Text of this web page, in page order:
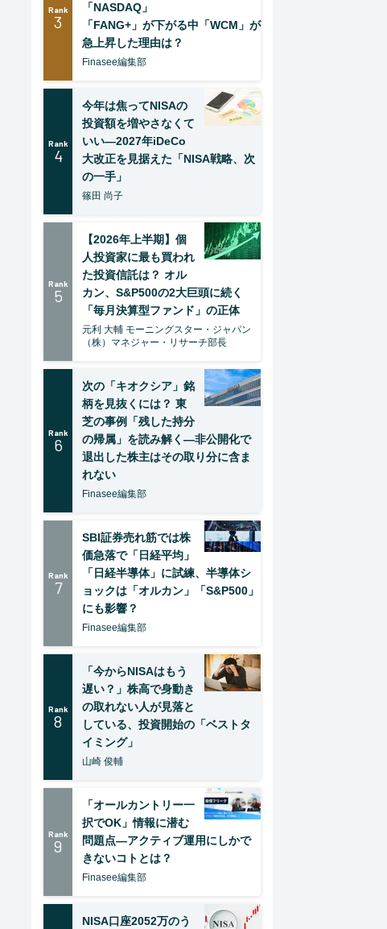
Rank
3
「NASDAQ」
「FANG+」が下がる中「WCM」が
急上昇した理由は？
Finasee編集部
Rank
4
今年は焦ってNISAの
投資額を増やさなくて
いい―2027年iDeCo
大改正を見据えた「NISA戦略、次
の一手」
篠田 尚子
Rank
5
【2026年上半期】個
人投資家に最も買われ
た投資信託は？ オル
カン、S&P500の2大巨頭に続く
「毎月決算型ファンド」の正体
元利 大輔 モーニングスター・ジャパン
（株）マネジャー・リサーチ部長
Rank
6
次の「キオクシア」銘
柄を見抜くには？ 東
芝の事例「残した持分
の帰属」を読み解く—非公開化で
退出した株主はその取り分に含ま
れない
Finasee編集部
Rank
7
SBI証券売れ筋では株
価急落で「日経平均」
「日経半導体」に試練、半導体シ
ョックは「オルカン」「S&P500」
にも影響？
Finasee編集部
Rank
8
「今からNISAはもう
遅い？」株高で身動き
の取れない人が見落と
している、投資開始の「ベストタ
イミング」
山崎 俊輔
Rank
9
「オールカントリー一
択でOK」情報に潜む
問題点―アクティブ運用にしかで
きないコトとは？
Finasee編集部
NISA口座2052万のう